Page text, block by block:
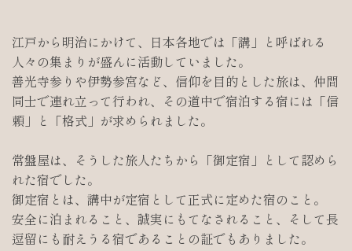
江戸から明治にかけて、日本各地では「講」と呼ばれる
人々の集まりが盛んに活動していました。
善光寺参りや伊勢参宮など、信仰を目的とした旅は、仲間
同士で連れ立って行われ、その道中で宿泊する宿には「信
頼」と「格式」が求められました。
常盤屋は、そうした旅人たちから「御定宿」として認めら
れた宿でした。
御定宿とは、講中が定宿として正式に定めた宿のこと。
安全に泊まれること、誠実にもてなされること、そして長
逗留にも耐えうる宿であることの証でもありました。